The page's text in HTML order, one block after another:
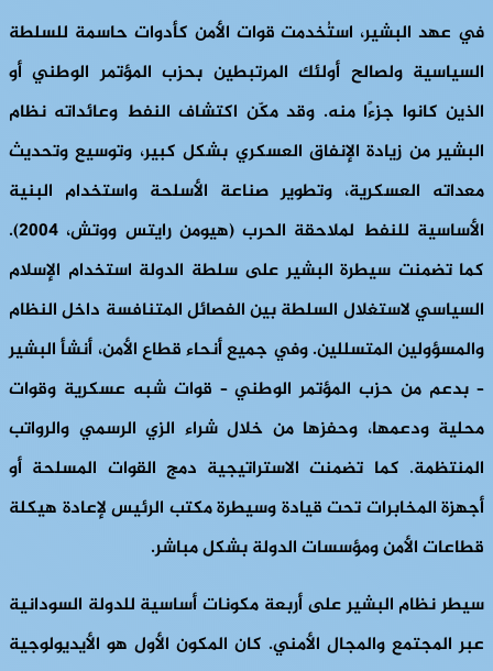
في عهد البشير، استُخدمت قوات الأمن كأدوات حاسمة للسلطة
السياسية ولصالح أولئك المرتبطين بحزب المؤتمر الوطني أو
الذين كانوا جزءًا منه. وقد مكّن اكتشاف النفط وعائداته نظام
البشير من زيادة الإنفاق العسكري بشكل كبير، وتوسيع وتحديث
معداته العسكرية، وتطوير صناعة الأسلحة واستخدام البنية
الأساسية للنفط لملاحقة الحرب (هيومن رايتس ووتش، 2004).
كما تضمنت سيطرة البشير على سلطة الدولة استخدام الإسلام
السياسي لاستغلال السلطة بين الفصائل المتنافسة داخل النظام
والمسؤولين المتسللين. وفي جميع أنحاء قطاع الأمن، أنشأ البشير
– بدعم من حزب المؤتمر الوطني – قوات شبه عسكرية وقوات
محلية ودعمها، وحفزها من خلال شراء الزي الرسمي والرواتب
المنتظمة. كما تضمنت الاستراتيجية دمج القوات المسلحة أو
أجهزة المخابرات تحت قيادة وسيطرة مكتب الرئيس لإعادة هيكلة
قطاعات الأمن ومؤسسات الدولة بشكل مباشر.
سيطر نظام البشير على أربعة مكونات أساسية للدولة السودانية
عبر المجتمع والمجال الأمني. كان المكون الأول هو الأيديولوجية